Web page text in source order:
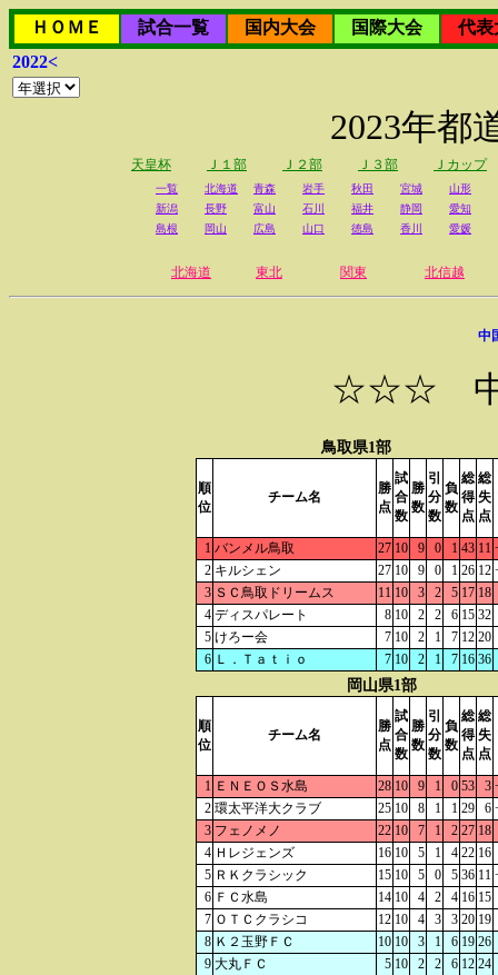
ＨＯＭＥ 試合一覧 国内大会 国際大会
代表
2022<
2023年都
天皇杯 Ｊ１部 Ｊ２部 Ｊ３部 Ｊカップ
一覧 北海道 青森 岩手 秋田 宮城
山形
新潟
長野 富山 石川 福井 静岡
愛知
島根
岡山 広島 山口 徳島 香川 愛媛
北海道 東北 関東 北信越
中
☆☆☆
鳥取県1部
順
位
チーム名
勝
点
試
合
数
勝
数
引
分
数
負
数
総
得
点
総
失
点
1 バンメル鳥取 27 10 9 0 1 43 11
2 キルシェン 27 10 9 0 1 26 12
3 ＳＣ鳥取ドリームス 11 10 3 2 5 17 18
4 ディスパレート 8 10 2 2 6 15 32
5 けろー会 7 10 2 1 7 12 20
6 Ｌ．Ｔａｔｉｏ 7 10 2 1 7 16 36
岡山県1部
順
位
チーム名
勝
点
試
合
数
勝
数
引
分
数
負
数
総
得
点
総
失
点
1 ＥＮＥＯＳ水島 28 10 9 1 0 53 3
2 環太平洋大クラブ 25 10 8 1 1 29 6
3 フェノメノ 22 10 7 1 2 27 18
4 Ｈレジェンズ 16 10 5 1 4 22 16
5 ＲＫクラシック 15 10 5 0 5 36 11
6 ＦＣ水島 14 10 4 2 4 16 15
7 ＯＴＣクラシコ 12 10 4 3 3 20 19
8 Ｋ２玉野ＦＣ 10 10 3 1 6 19 26
9 大丸ＦＣ 5 10 2 2 6 12 24